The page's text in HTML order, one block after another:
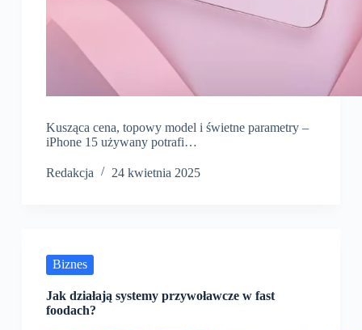
Kusząca cena, topowy model i świetne parametry –
iPhone 15 używany potrafi…
Redakcja 24 kwietnia 2025
Biznes
Jak działają systemy przywoławcze w fast
foodach?